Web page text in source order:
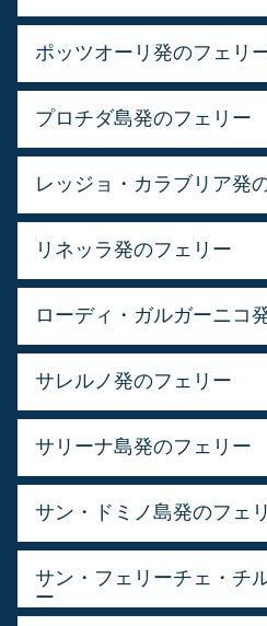
ポッツオーリ発のフェリ
プロチダ島発のフェリー
レッジョ・カラブリア発
リネッラ発のフェリー
ローディ・ガルガーニコ
サレルノ発のフェリー
サリーナ島発のフェリー
サン・ドミノ島発のフェ
サン・フェリーチェ・チ
ー